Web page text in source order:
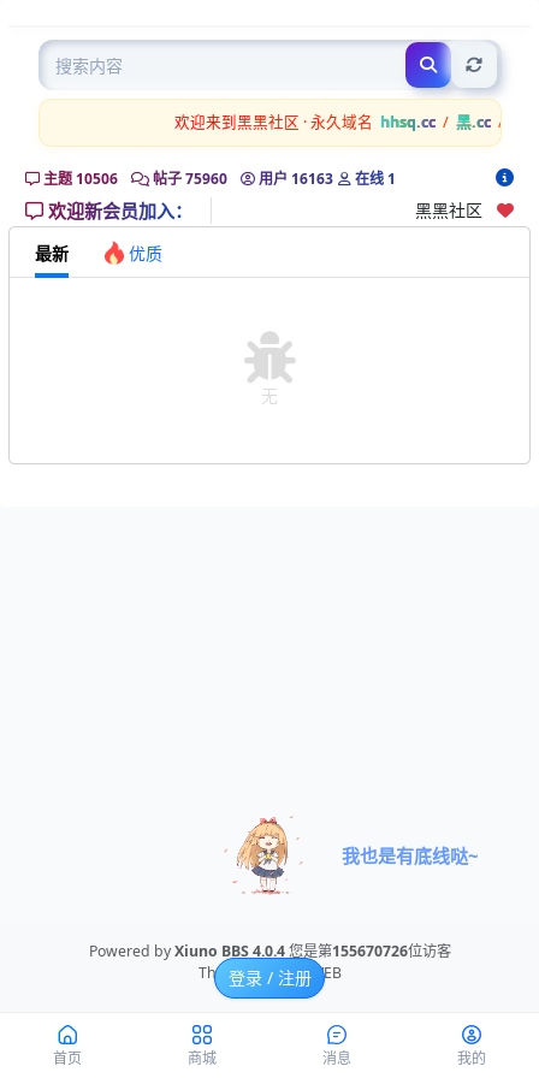
欢迎来到黑黑社区 · 永久域名 hhsq.cc / 黑.cc /
主题 10506 帖子75960 用户 16163 在线 1
欢迎新会员加入：
黑黑社区
最新
优质
无
我也是有底线哒~
Powered byXiuno BBS4.0.4 您是第155670726位访客
Theme ByNOTEWEB
首页 商城 消息 我的
登录 / 注册